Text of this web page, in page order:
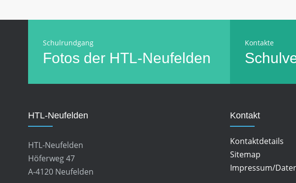
Schulrundgang
Fotos der HTL-Neufelden
Kontakte
HTL-Neufelden
HTL-Neufelden
Höferweg 47
A-4120 Neufelden
Kontakt
Kontaktdetails
Sitemap
Impressum/